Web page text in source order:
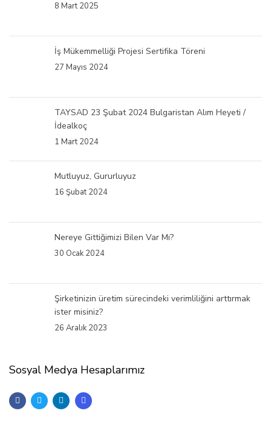
8 Mart 2025
İş Mükemmelliği Projesi Sertifika Töreni
27 Mayıs 2024
TAYSAD 23 Şubat 2024 Bulgaristan Alım Heyeti /
İdealkoç
1 Mart 2024
Mutluyuz, Gururluyuz
16 Şubat 2024
Nereye Gittiğimizi Bilen Var Mı?
30 Ocak 2024
Şirketinizin üretim sürecindeki verimliliğini arttırmak
ister misiniz?
26 Aralık 2023
Sosyal Medya Hesaplarımız